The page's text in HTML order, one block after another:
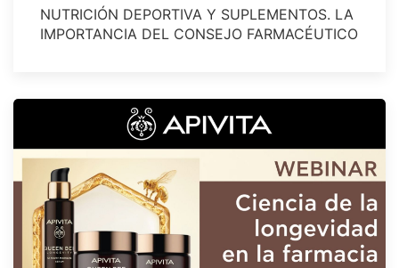
NUTRICIÓN DEPORTIVA Y SUPLEMENTOS. LA
IMPORTANCIA DEL CONSEJO FARMACÉUTICO